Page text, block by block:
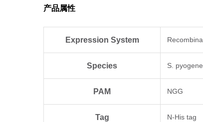
产品属性
Expression System
Species S.
PAM NGG
Tag N-His tag